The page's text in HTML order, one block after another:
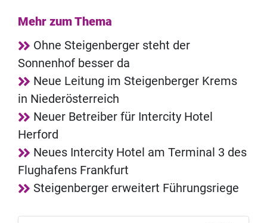
Mehr zum Thema
Ohne Steigenberger steht der
Sonnenhof besser da
Neue Leitung im Steigenberger Krems
in Niederösterreich
Neuer Betreiber für Intercity Hotel
Herford
Neues Intercity Hotel am Terminal 3 des
Flughafens Frankfurt
Steigenberger erweitert Führungsriege